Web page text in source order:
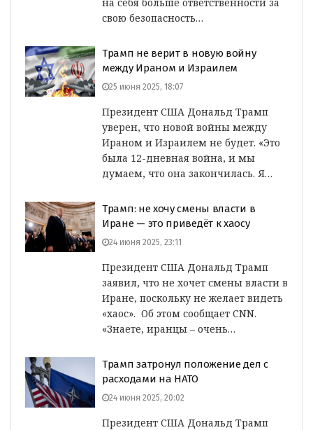
свою безопасность…
Трамп не верит в новую войну
между Ираном и Израилем
25 июня 2025, 18:07
Президент США Дональд Трамп
уверен, что новой войны между
Ираном и Израилем не будет. «Это
была 12-дневная война, и мы
думаем, что она закончилась. Я…
Трамп: не хочу смены власти в
Иране — это приведёт к хаосу
24 июня 2025, 23:11
Президент США Дональд Трамп
заявил, что не хочет смены власти в
Иране, поскольку не желает видеть
«хаос». Об этом сообщает CNN.
«Знаете, иранцы – очень…
Трамп затронул положение дел с
расходами на НАТО
24 июня 2025, 20:02
Президент США Дональд Трамп